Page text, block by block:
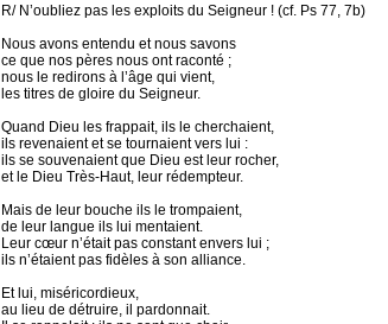
R/ N’oubliez pas les exploits du Seigneur ! (cf. Ps 77, 7b)
Nous avons entendu et nous savons
ce que nos pères nous ont raconté ;
nous le redirons à l’âge qui vient,
les titres de gloire du Seigneur.
Quand Dieu les frappait, ils le cherchaient,
ils revenaient et se tournaient vers lui :
ils se souvenaient que Dieu est leur rocher,
et le Dieu Très-Haut, leur rédempteur.
Mais de leur bouche ils le trompaient,
de leur langue ils lui mentaient.
Leur cœur n’était pas constant envers lui ;
ils n’étaient pas fidèles à son alliance.
Et lui, miséricordieux,
au lieu de détruire, il pardonnait.